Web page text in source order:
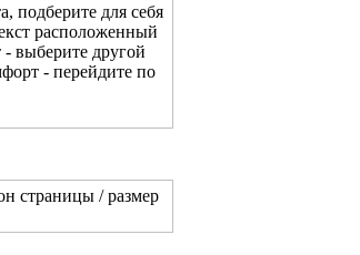
подберите для себя
расположенный
выберите другой
- перейдите по
страницы / размер